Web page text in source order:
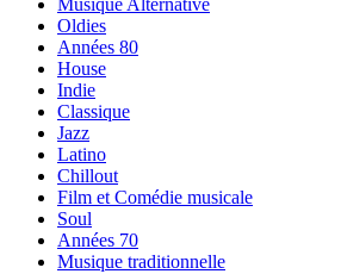
Musique Alternative
Oldies
Années 80
House
Indie
Classique
Jazz
Latino
Chillout
Film et Comédie musicale
Soul
Années 70
Musique traditionnelle